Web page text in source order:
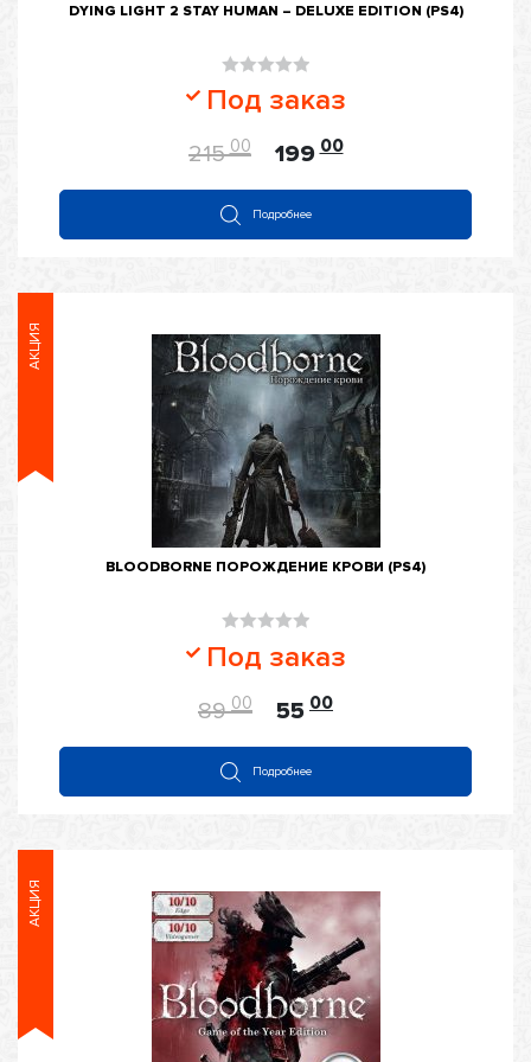
DYING LIGHT 2 STAY HUMAN – DELUXE EDITION (PS4)
Оценка
0
из
5
Под заказ
215 00 199 00
Подробнее
АКЦИЯ
BLOODBORNE ПОРОЖДЕНИЕ КРОВИ (PS4)
Оценка
0
из
5
Под заказ
89 00 55 00
Подробнее
АКЦИЯ